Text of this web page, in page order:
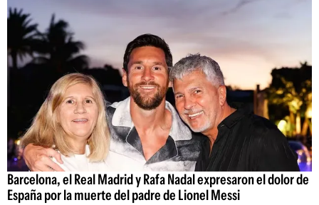
Barcelona, el Real Madrid y Rafa Nadal expresaron el dolor de
España por la muerte del padre de Lionel Messi